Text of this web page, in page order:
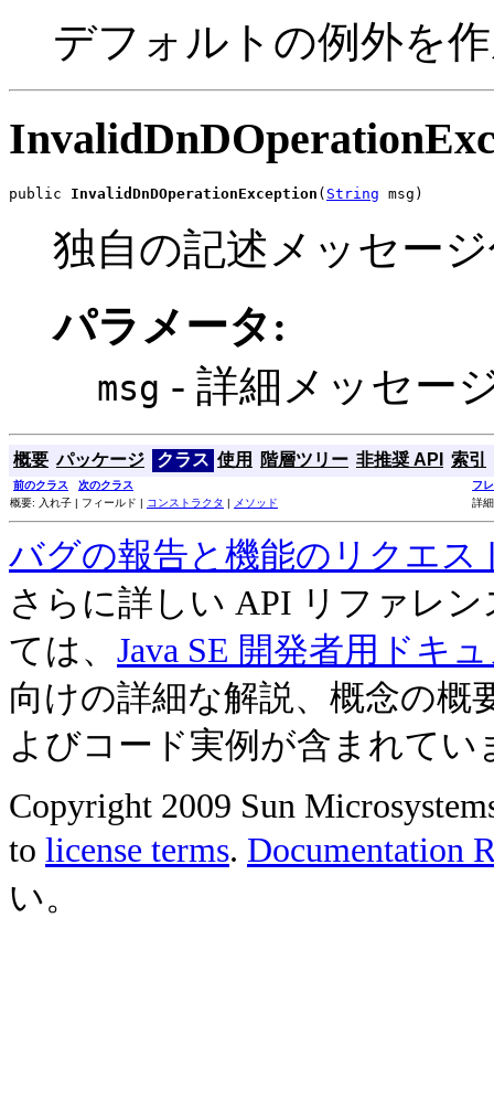
デフォルトの例外を
public InvalidDnDOperationException ( String msg)
独自の記述メッセー
パラメータ:
msg - 詳細メッセー
概要 パッケージ クラス 使用 階層ツリー 非推奨 API 索引
前のクラス 次のクラス
フ
概要: 入れ子 | フィールド | コンストラクタ | メソッド 詳
バグの報告と機能のリクエス
さらに詳しい API リファレ
ては、 Java SE 開発者用ドキ
向けの詳細な解説、概念の概
よびコード実例が含まれてい
Copyright 2009 Sun
to license terms. Documentation
い。